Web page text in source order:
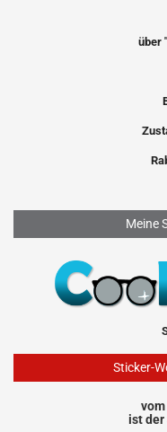
über
Meine
Sticker-
ist der